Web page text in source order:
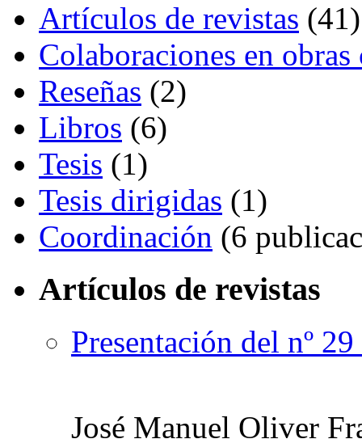
Artículos de revistas (41)
Colaboraciones en
Reseñas (2)
Libros (6)
Tesis (1)
Tesis dirigidas (1)
Coordinación (6
Artículos de revistas
Presentación del nº
José Manuel Oliver